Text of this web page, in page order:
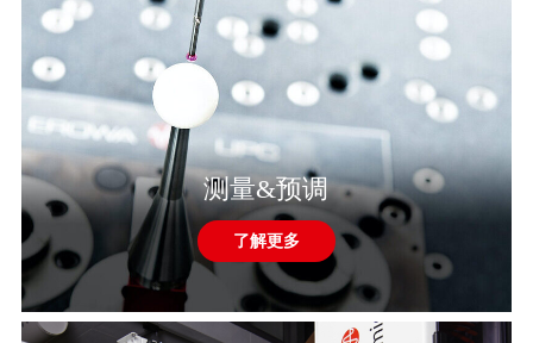
测量&预调
了解更多